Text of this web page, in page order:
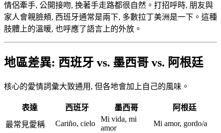
情侶牽手, 公開接吻, 挽著手走路都很自然。打招呼時, 朋友與
家人會親臉頰, 西班牙通常是兩下, 多數拉丁美洲是一下。這種
肢體上的溫暖, 也呼應了語言上的外放。
地區差異: 西班牙 vs. 墨西哥 vs. 阿根廷
核心的愛情詞彙大致通用, 但各地會加上自己的風味。
表達 西班牙 墨西哥
阿根廷
最常見愛稱
Cariño, cielo
Mi vida, mi
amor
Mi amor, gordo/a